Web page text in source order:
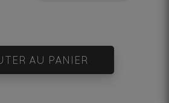
AU PANIER